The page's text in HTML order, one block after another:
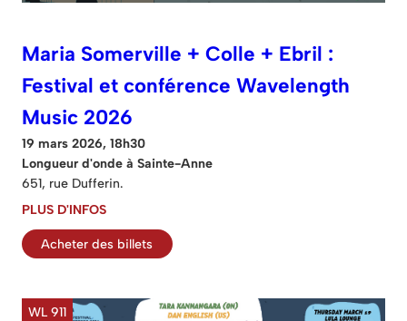
Maria Somerville + Colle + Ebril :
Festival et conférence Wavelength
Music 2026
19 mars 2026, 18h30
Longueur d'onde à Sainte-Anne
651, rue Dufferin.
PLUS D'INFOS
Acheter des billets
WL 911